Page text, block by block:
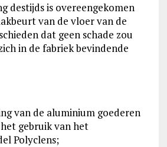
destijds is overeengekomen
van de vloer van de
dat geen schade zou
in de fabriek bevindende
van de aluminium goederen
gebruik van het
Polyclens;